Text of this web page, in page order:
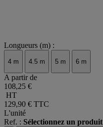
Longueurs (m) :
4 m 4.5 m 5 m 6 m
A partir de
108,25 €
HT
129,90 € TTC
L'unité
Ref. : Sélectionnez un produit